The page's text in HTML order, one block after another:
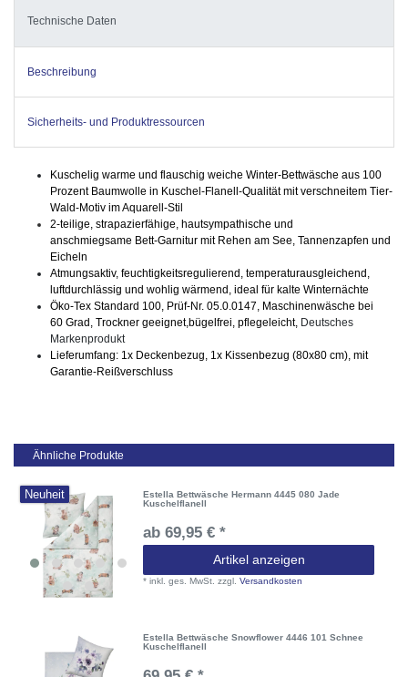
Technische Daten
Beschreibung
Sicherheits- und Produktressourcen
Kuschelig warme und flauschig weiche Winter-Bettwäsche aus 100
Prozent Baumwolle in Kuschel-Flanell-Qualität mit verschneitem Tier-
Wald-Motiv im Aquarell-Stil
2-teilige, strapazierfähige, hautsympathische und
anschmiegsame Bett-Garnitur mit Rehen am See, Tannenzapfen und
Eicheln
Atmungsaktiv, feuchtigkeitsregulierend, temperaturausgleichend,
luftdurchlässig und wohlig wärmend, ideal für kalte Winternächte
Öko-Tex Standard 100, Prüf-Nr. 05.0.0147, Maschinenwäsche bei
60 Grad, Trockner geeignet,bügelfrei, pflegeleicht, Deutsches
Markenprodukt
Lieferumfang: 1x Deckenbezug, 1x Kissenbezug (80x80 cm), mit
Garantie-Reißverschluss
Ähnliche Produkte
Neuheit
Estella Bettwäsche Hermann 4445 080 Jade
Kuschelflanell
ab 69,95 € *
Artikel anzeigen
*inkl. ges. MwSt. zzgl.Versandkosten
Estella Bettwäsche Snowflower 4446 101 Schnee
Kuschelflanell